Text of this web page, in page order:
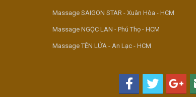
Massage SAIGON STAR - Xuân Hòa - HCM
Massage NGỌC LAN - Phú Thọ - HCM
Massage TÊN LỬA - An Lạc - HCM